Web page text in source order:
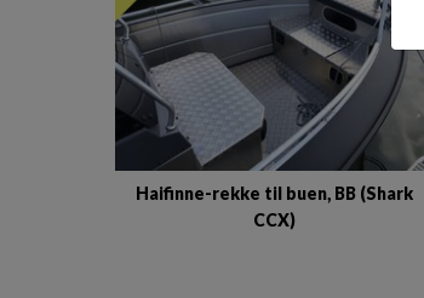
Haifinne-rekke til buen, BB (Shark
CCX)